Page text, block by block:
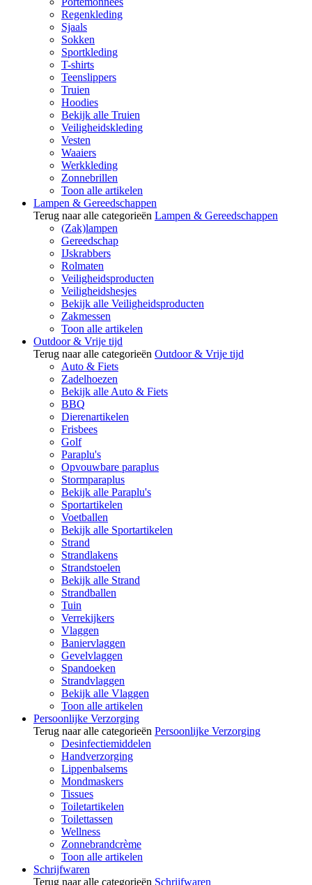
Regenkleding
Sjaals
Sokken
Sportkleding
T-shirts
Teenslippers
Truien
Hoodies
Bekijk alle Truien
Veiligheidskleding
Vesten
Waaiers
Werkkleding
Zonnebrillen
Toon alle artikelen
Lampen & Gereedschappen
Terug naar alle categorieën Lampen & Gereedschappen
(Zak)lampen
Gereedschap
IJskrabbers
Rolmaten
Veiligheidsproducten
Veiligheidshesjes
Bekijk alle Veiligheidsproducten
Zakmessen
Toon alle artikelen
Outdoor & Vrije tijd
Terug naar alle categorieën Outdoor & Vrije tijd
Auto & Fiets
Zadelhoezen
Bekijk alle Auto & Fiets
BBQ
Dierenartikelen
Frisbees
Golf
Paraplu's
Opvouwbare paraplus
Stormparaplus
Bekijk alle Paraplu's
Sportartikelen
Voetballen
Bekijk alle Sportartikelen
Strand
Strandlakens
Strandstoelen
Bekijk alle Strand
Strandballen
Tuin
Verrekijkers
Vlaggen
Baniervlaggen
Gevelvlaggen
Spandoeken
Strandvlaggen
Bekijk alle Vlaggen
Toon alle artikelen
Persoonlijke Verzorging
Terug naar alle categorieën Persoonlijke Verzorging
Desinfectiemiddelen
Handverzorging
Lippenbalsems
Mondmaskers
Tissues
Toiletartikelen
Toilettassen
Wellness
Zonnebrandcrème
Toon alle artikelen
Schrijfwaren
Terug naar alle categorieën Schrijfwaren